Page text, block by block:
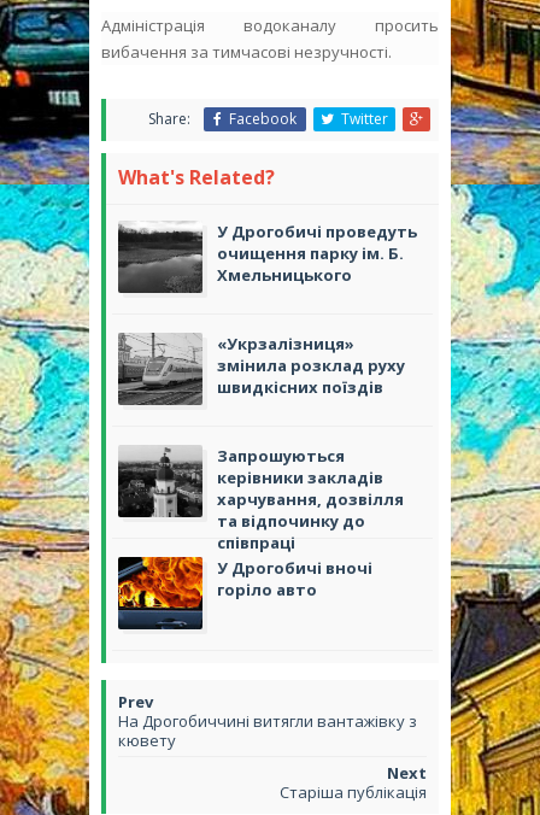
Адміністрація водоканалу просить
вибачення за тимчасові незручності.
Share: Facebook Twitter
What's Related?
У Дрогобичі проведуть
очищення парку ім. Б.
Хмельницького
«Укрзалізниця»
змінила розклад руху
швидкісних поїздів
Запрошуються
керівники закладів
харчування, дозвілля
та відпочинку до
співпраці
У Дрогобичі вночі
горіло авто
На Дрогобиччині витягли вантажівку з
кювету
Старіша публікація